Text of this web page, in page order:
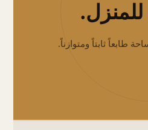
للمنزل.
طابعاً ثابتاً ومتوازناً.